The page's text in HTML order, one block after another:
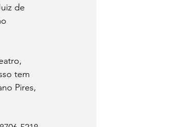
de
tem
Pires,